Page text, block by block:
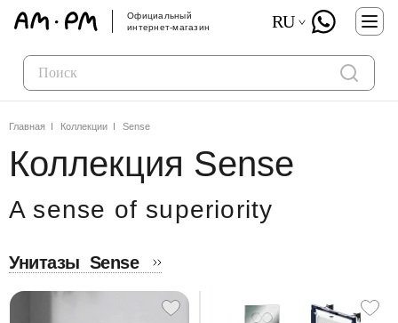
Официальный
интернет-магазин
RU
Главная Коллекции Sense
Коллекция Sense
A sense of superiority
Унитазы Sense